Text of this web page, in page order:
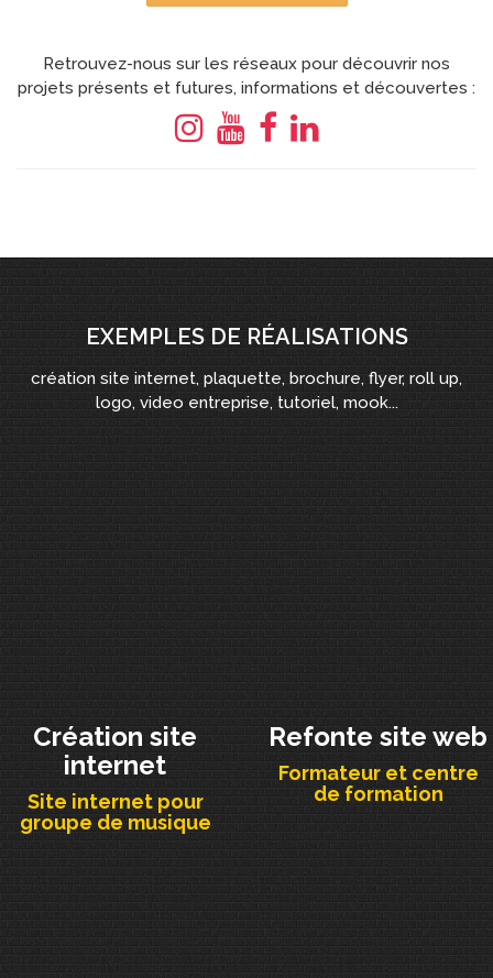
Retrouvez-nous sur les réseaux pour découvrir nos
projets présents et futures, informations et découvertes :
EXEMPLES DE RÉALISATIONS
création site internet, plaquette, brochure, flyer, roll up,
logo, video entreprise, tutoriel, mook...
Création site
internet
Site internet pour
groupe de musique
Refonte site web
Formateur et centre
de formation